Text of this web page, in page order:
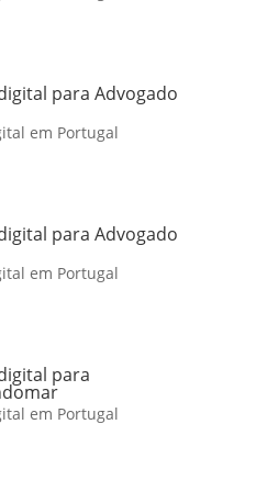
para Advogado
em Portugal
para Advogado
em Portugal
para
em Portugal